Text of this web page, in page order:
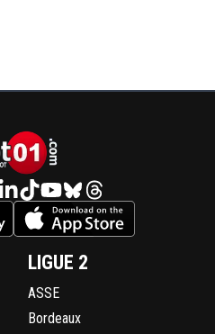
LIGUE 2
ASSE
Bordeaux